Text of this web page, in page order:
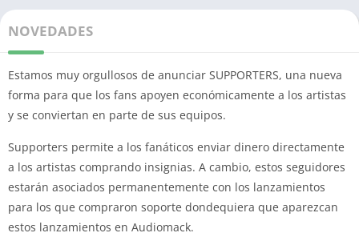
NOVEDADES
Estamos muy orgullosos de anunciar SUPPORTERS, una nueva
forma para que los fans apoyen económicamente a los artistas
y se conviertan en parte de sus equipos.
Supporters permite a los fanáticos enviar dinero directamente
a los artistas comprando insignias. A cambio, estos seguidores
estarán asociados permanentemente con los lanzamientos
para los que compraron soporte dondequiera que aparezcan
estos lanzamientos en Audiomack.